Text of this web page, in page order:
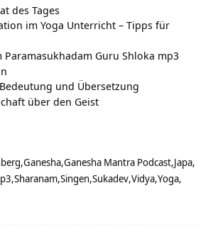
des Tages
im Yoga Unterricht – Tipps für
Paramasukhadam Guru Shloka mp3
und Übersetzung
über den Geist
Ganesha Ganesha Mantra Podcast Japa
Sharanam Singen Sukadev Vidya Yoga